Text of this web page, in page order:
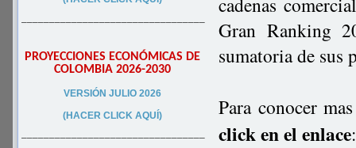
–––––––––––––––––––––––––––––––––
PROYECCIONES ECONÓMICAS DE
COLOMBIA 2026-2030
VERSIÓN JULIO 2026
(HACER CLICK AQUÍ)
–––––––––––––––––––––––––––––––––
Gran Ranking
sumatoria de sus
Para conocer
click en el enlace